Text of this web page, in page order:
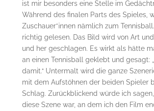
ist mir besonders eine Stelle im
Während des finalen Parts des Spieles,
Zuschauer*innen nämlich zum
richtig gelesen. Das Bild wird von Art
und her geschlagen. Es wirkt als hätte
an einen Tennisball geklebt und gesagt:
damit.“ Untermalt wird die ganze
mit dem Aufstöhnen der beiden Spieler
Schlag. Zurückblickend würde ich
diese Szene war, an dem ich den Film